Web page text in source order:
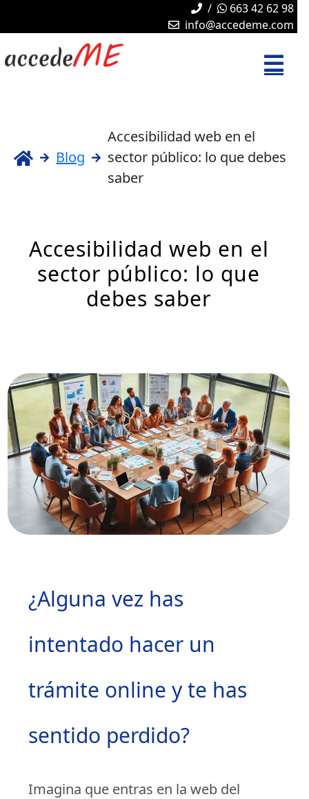
/
663 42 62 98
info@accedeme.com
Blog
Accesibilidad web en el
sector público: lo que debes
saber
Accesibilidad web en el
sector público: lo que
debes saber
¿Alguna vez has
intentado hacer un
trámite online y te has
sentido perdido?
Imagina que entras en la web del